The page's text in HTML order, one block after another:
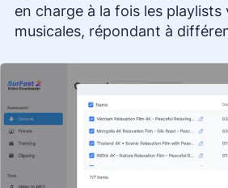
en charge à la fois les playlists
musicales, répondant à